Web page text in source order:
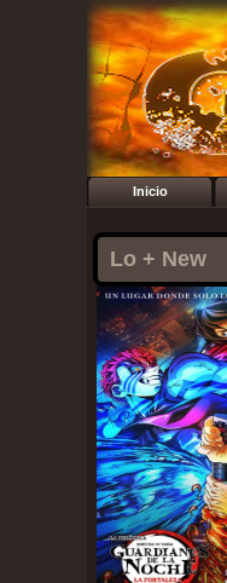
Inicio
Lo + New